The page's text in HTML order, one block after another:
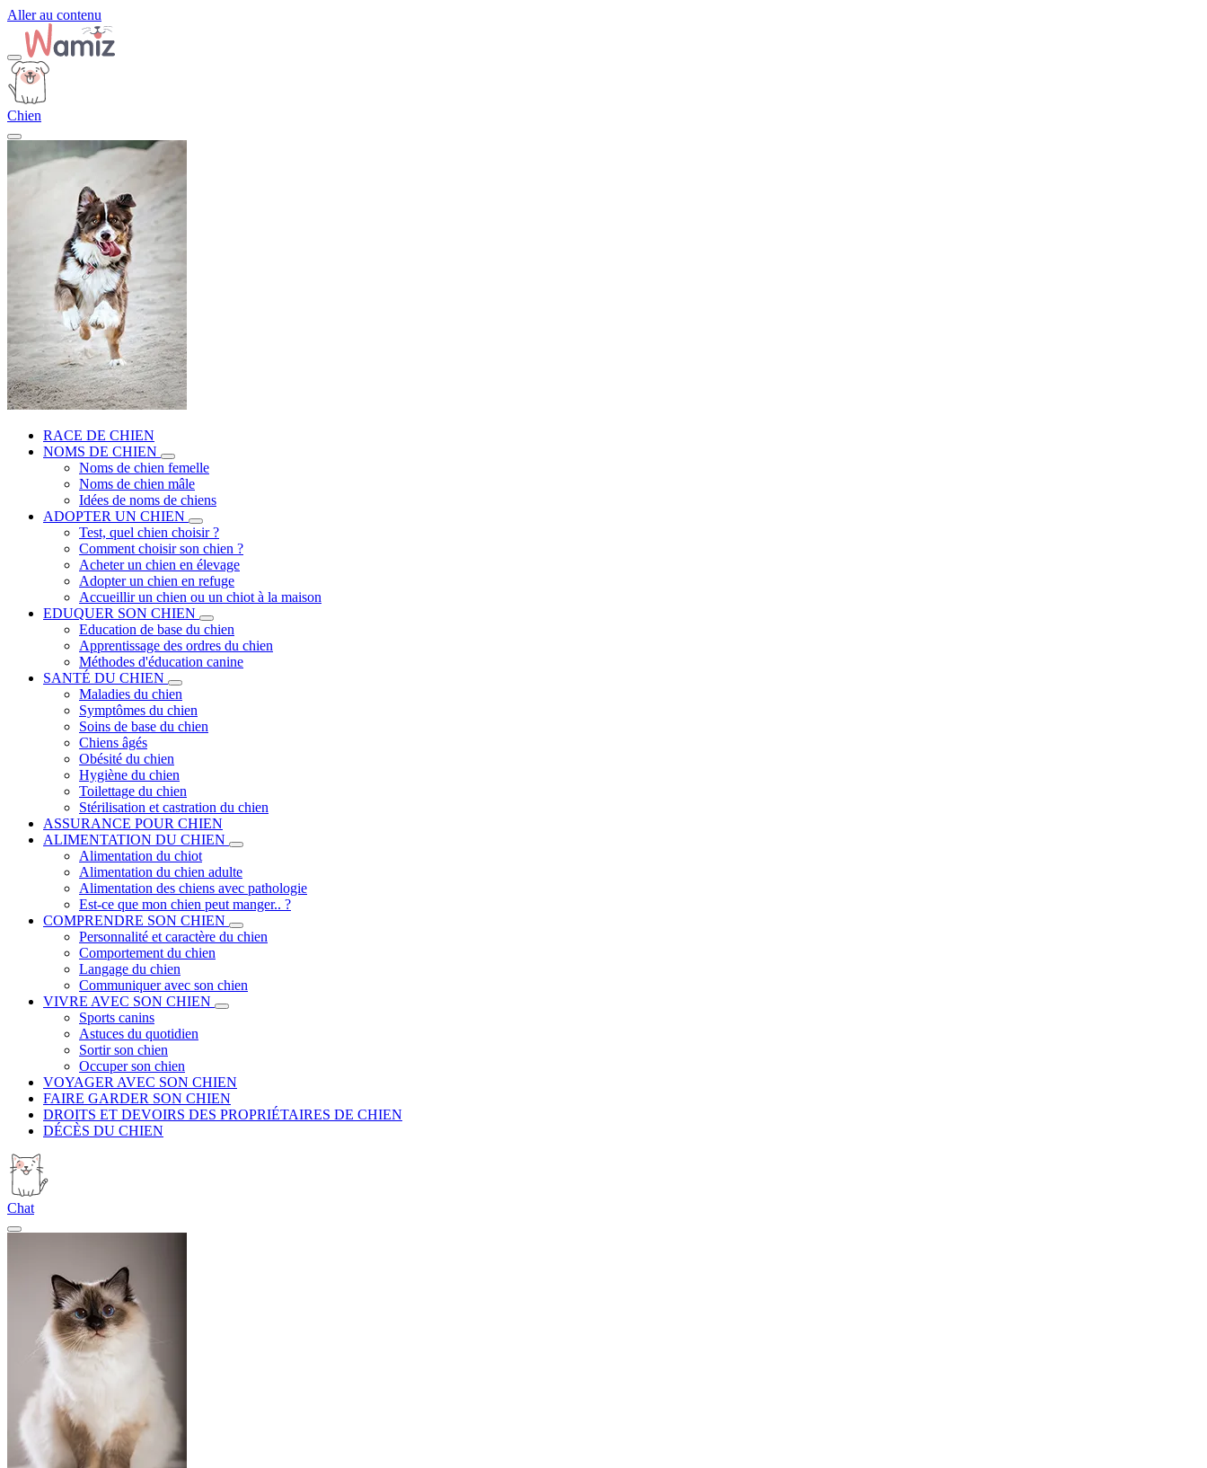
Aller au contenu
Chien
RACE DE CHIEN
NOMS DE CHIEN
Noms de chien femelle
Noms de chien mâle
Idées de noms de chiens
ADOPTER UN CHIEN
Test, quel chien choisir ?
Comment choisir son chien ?
Acheter un chien en élevage
Adopter un chien en refuge
Accueillir un chien ou un chiot à la maison
EDUQUER SON CHIEN
Education de base du chien
Apprentissage des ordres du chien
Méthodes d'éducation canine
SANTÉ DU CHIEN
Maladies du chien
Symptômes du chien
Soins de base du chien
Chiens âgés
Obésité du chien
Hygiène du chien
Toilettage du chien
Stérilisation et castration du chien
ASSURANCE POUR CHIEN
ALIMENTATION DU CHIEN
Alimentation du chiot
Alimentation du chien adulte
Alimentation des chiens avec pathologie
Est-ce que mon chien peut manger.. ?
COMPRENDRE SON CHIEN
Personnalité et caractère du chien
Comportement du chien
Langage du chien
Communiquer avec son chien
VIVRE AVEC SON CHIEN
Sports canins
Astuces du quotidien
Sortir son chien
Occuper son chien
VOYAGER AVEC SON CHIEN
FAIRE GARDER SON CHIEN
DROITS ET DEVOIRS DES PROPRIÉTAIRES DE CHIEN
DÉCÈS DU CHIEN
Chat